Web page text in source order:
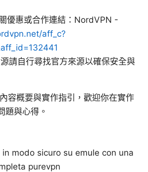
優惠或合作連結：NordVPN -
aff_c?
請自行尋找官方來源以確保安全與
容概要與實作指引，歡迎你在實作
題與心得。
in modo sicuro su emule con una
purevpn